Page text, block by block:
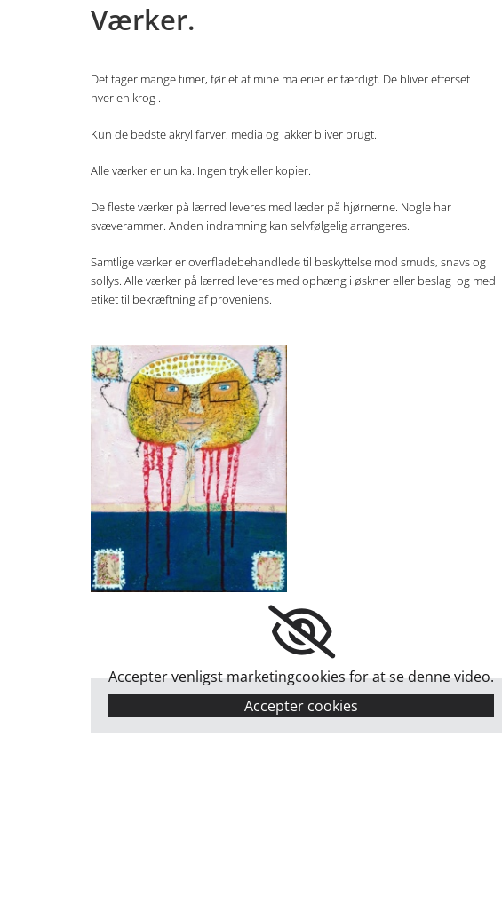
Værker.
Det tager mange timer, før et af mine malerier er færdigt. De bliver efterset i
hver en krog .
Kun de bedste akryl farver, media og lakker bliver brugt.
Alle værker er unika. Ingen tryk eller kopier.
De fleste værker på lærred leveres med læder på hjørnerne. Nogle har
svæverammer. Anden indramning kan selvfølgelig arrangeres.
Samtlige værker er overfladebehandlede til beskyttelse mod smuds, snavs og
sollys. Alle værker på lærred leveres med ophæng i øskner eller beslag og med
etiket til bekræftning af proveniens.
Accepter venligst marketingcookies for at se denne video.
Accepter cookies